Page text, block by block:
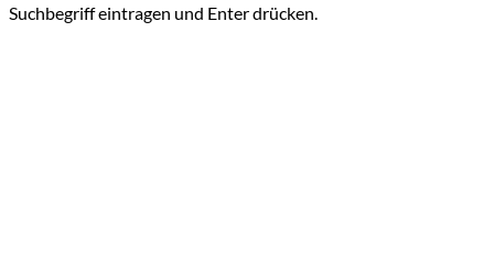
Suchbegriff eintragen und Enter drücken.